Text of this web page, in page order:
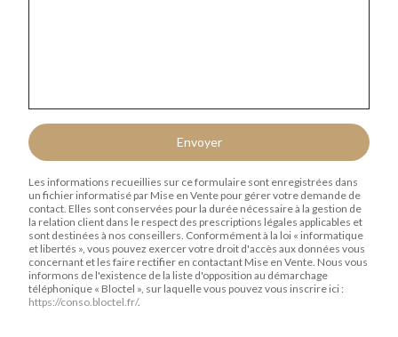
Envoyer
Les informations recueillies sur ce formulaire sont enregistrées dans
un fichier informatisé par Mise en Vente pour gérer votre demande de
contact. Elles sont conservées pour la durée nécessaire à la gestion de
la relation client dans le respect des prescriptions légales applicables et
sont destinées à nos conseillers. Conformément à la loi « informatique
et libertés », vous pouvez exercer votre droit d'accès aux données vous
concernant et les faire rectifier en contactant Mise en Vente. Nous vous
informons de l'existence de la liste d'opposition au démarchage
téléphonique « Bloctel », sur laquelle vous pouvez vous inscrire ici :
https://conso.bloctel.fr/.